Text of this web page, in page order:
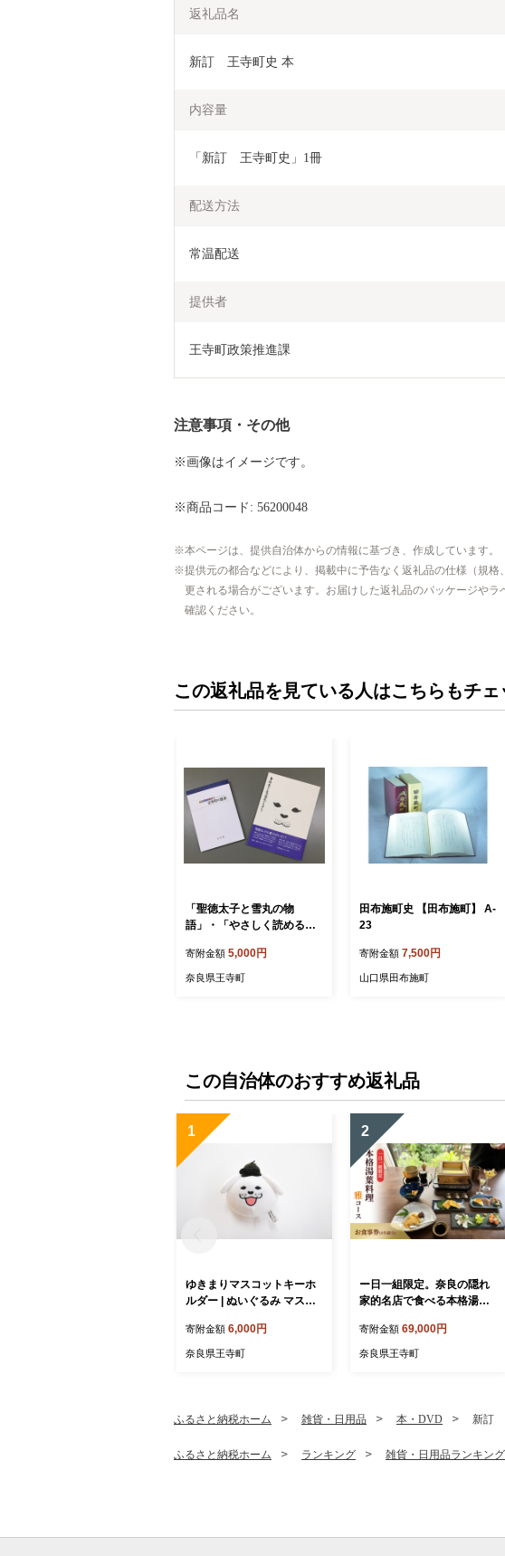
返礼品名
新訂　王寺町史 本
内容量
「新訂　王寺町史」1冊
配送方法
常温配送
提供者
王寺町政策推進課
注意事項・その他
※画像はイメージです。
※商品コード: 56200048
本ページは、提供自治体からの情報に基づき、作成しています。
提供元の都合などにより、掲載中に予告なく返礼品の仕様（規
更される場合がございます。お届けした返礼品のパッケージや
確認ください。
この返礼品を見ている人はこちらもチェ
「聖徳太子と雪丸の物
語」・「やさしく読める王
寄附金額 5,000円
奈良県王寺町
田布施町史 【田布施町】 A-
23
寄附金額 7,500円
山口県田布施町
この自治体のおすすめ返礼品
1
ゆきまりマスコットキーホ
ルダー | ぬいぐるみ マスコ
ダー 雑貨 王寺町 奈良県
寄附金額 6,000円
奈良県王寺町
2
ー日一組限定。奈良の隠れ
家的名店で食べる本格湯葉
名様分) チケット
寄附金額 69,000円
奈良県王寺町
ふるさと納税ホーム 雑貨・日用品 本・DVD 新訂
ふるさと納税ホーム ランキング 雑貨・日用品ランキング